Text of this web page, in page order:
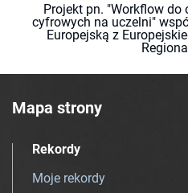
Projekt pn. "Workflow
cyfrowych na uczelni"
Europejską z
Mapa strony
Rekordy
Moje rekordy